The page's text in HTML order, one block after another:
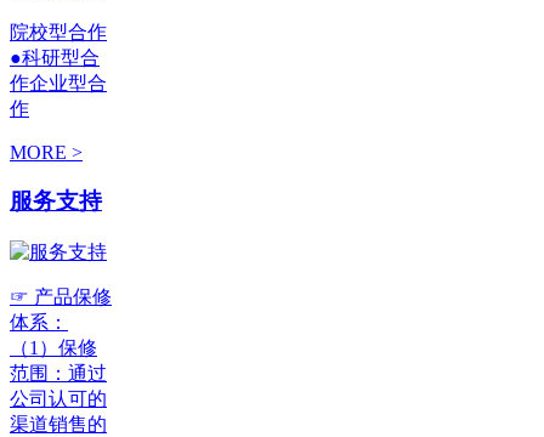
院校型合作
●科研型合
作企业型合
作
MORE >
服务支持
☞ 产品保修
体系：
（1）保修
范围：通过
公司认可的
渠道销售的